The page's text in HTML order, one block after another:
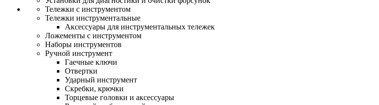
Тележки с инструментом
Тележки инструментальные
Аксессуары для инструментальных тележек
Ложементы с инструментом
Наборы инструментов
Ручной инструмент
Гаечные ключи
Отвертки
Ударный инструмент
Скребки, крючки
Торцевые головки и аксессуары